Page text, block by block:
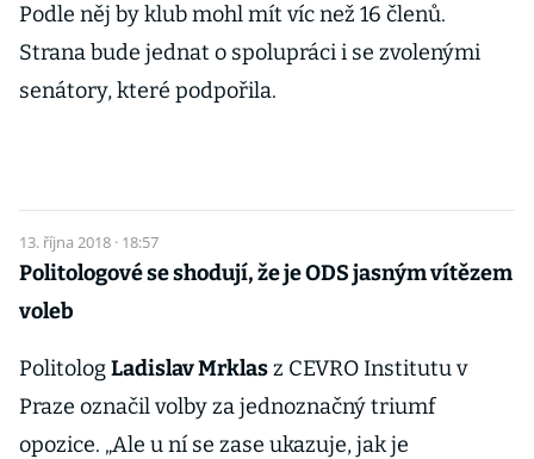
Podle něj by klub mohl mít víc než 16 členů.
Strana bude jednat o spolupráci i se zvolenými
senátory, které podpořila.
13. října 2018 · 18:57
Politologové se shodují, že je ODS jasným vítězem
voleb
PolitologLadislav Mrklasz CEVRO Institutu v
Praze označil volby za jednoznačný triumf
opozice. „Ale u ní se zase ukazuje, jak je